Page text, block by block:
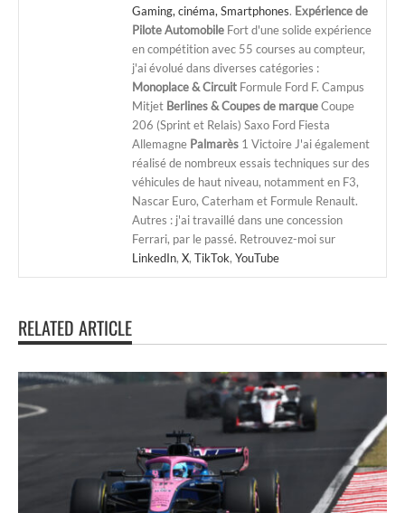
Gaming, cinéma, Smartphones. Expérience de
Pilote Automobile Fort d'une solide expérience
en compétition avec 55 courses au compteur,
j'ai évolué dans diverses catégories :
Monoplace & Circuit Formule Ford F. Campus
Mitjet Berlines & Coupes de marqueCoupe
206 (Sprint et Relais) Saxo Ford Fiesta
Allemagne Palmarès 1 Victoire J'ai également
réalisé de nombreux essais techniques sur des
véhicules de haut niveau, notamment en F3,
Nascar Euro, Caterham et Formule Renault.
Autres : j'ai travaillé dans une concession
Ferrari, par le passé. Retrouvez-moi sur
LinkedIn, X, TikTok, YouTube
RELATED ARTICLE